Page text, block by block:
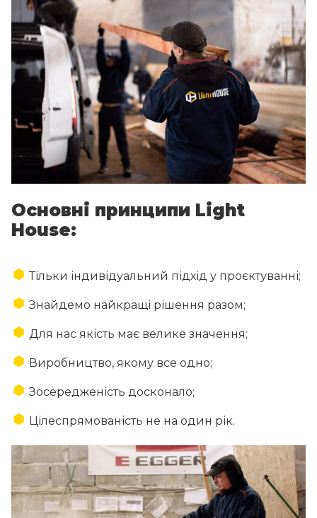
Основні принципи Light
House:
Тільки індивідуальний підхід у проєктуванні;
Знайдемо найкращі рішення разом;
Для нас якість має велике значення;
Виробництво, якому все одно;
Зосередженість досконало;
Цілеспрямованість не на один рік.